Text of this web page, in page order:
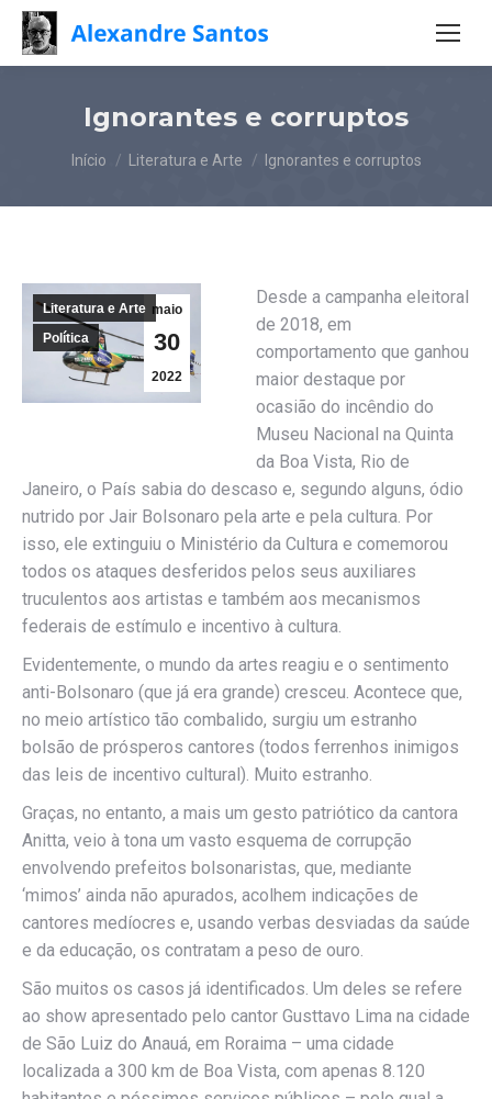
Ignorantes e corruptos
Você está aqui:
Início Literatura e Arte Ignorantes e corruptos
maio
30
2022
Literatura e Arte
Política
Desde a campanha eleitoral
de 2018, em
comportamento que ganhou
maior destaque por
ocasião do incêndio do
Museu Nacional na Quinta
da Boa Vista, Rio de
Janeiro, o País sabia do descaso e, segundo alguns, ódio
nutrido por Jair Bolsonaro pela arte e pela cultura. Por
isso, ele extinguiu o Ministério da Cultura e comemorou
todos os ataques desferidos pelos seus auxiliares
truculentos aos artistas e também aos mecanismos
federais de estímulo e incentivo à cultura.
Evidentemente, o mundo da artes reagiu e o sentimento
anti-Bolsonaro (que já era grande) cresceu. Acontece que,
no meio artístico tão combalido, surgiu um estranho
bolsão de prósperos cantores (todos ferrenhos inimigos
das leis de incentivo cultural). Muito estranho.
Graças, no entanto, a mais um gesto patriótico da cantora
Anitta, veio à tona um vasto esquema de corrupção
envolvendo prefeitos bolsonaristas, que, mediante
‘mimos’ ainda não apurados, acolhem indicações de
cantores medíocres e, usando verbas desviadas da saúde
e da educação, os contratam a peso de ouro.
São muitos os casos já identificados. Um deles se refere
ao show apresentado pelo cantor Gusttavo Lima na cidade
de São Luiz do Anauá, em Roraima – uma cidade
localizada a 300 km de Boa Vista, com apenas 8.120